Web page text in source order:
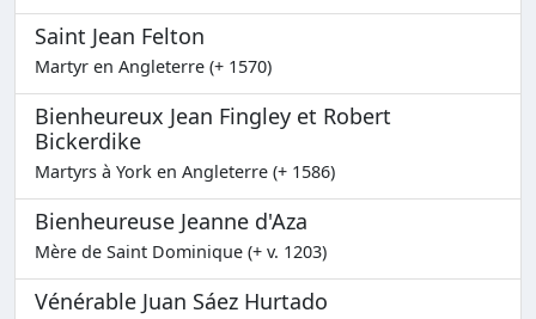
Saint Jean Felton
Martyr en Angleterre (+ 1570)
Bienheureux Jean Fingley et Robert
Bickerdike
Martyrs à York en Angleterre (+ 1586)
Bienheureuse Jeanne d'Aza
Mère de Saint Dominique (+ v. 1203)
Vénérable Juan Sáez Hurtado